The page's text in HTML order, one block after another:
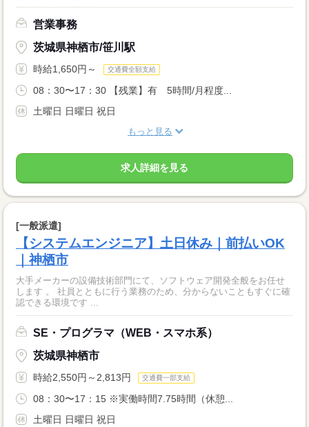
営業事務
茨城県神栖市/笹川駅
時給1,650円～ 交通費全額支給
08：30〜17：30 【残業】有 5時間/月程度...
土曜日 日曜日 祝日
もっと見る
求人詳細を見る
[一般派遣]
【システムエンジニア】土日休み｜前払いOK
｜神栖市
大手メーカーの設備技術部門にて、ソフトウェア開発全般をお任せ
します 。 社員とともに行う業務のため、分からないこともすぐに確
認できる環境です ...
SE・プログラマ（WEB・スマホ系）
茨城県神栖市
時給2,550円～2,813円 交通費一部支給
08：30〜17：15 ※実働時間7.75時間（休憩...
土曜日 日曜日 祝日